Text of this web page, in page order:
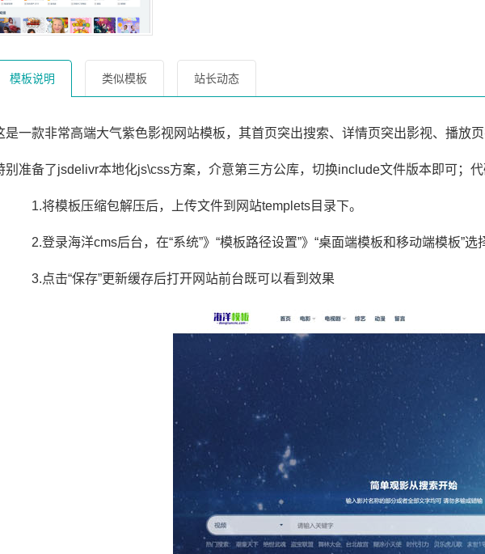
模板说明 类似模板 站长动态
是一款非常高端大气紫色影视网站模板，其首页突出搜索、详情页突出影视、播放
别准备了jsdelivr本地化js\css方案，介意第三方公库，切换include文件版本即可；
1.将模板压缩包解压后，上传文件到网站templets目录下。
2.登录海洋cms后台，在“系统”》“模板路径设置”》“桌面端模板和移动端模板”选
3.点击“保存”更新缓存后打开网站前台既可以看到效果